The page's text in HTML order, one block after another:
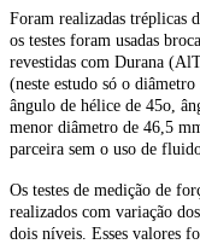
Foram realizadas tréplicas
os testes foram usadas
revestidas com Durana
(neste estudo só o
ângulo de hélice de 45o,
menor diâmetro de 46,5
parceira sem o uso de
Os testes de medição de
realizados com variação
dois níveis. Esses valores